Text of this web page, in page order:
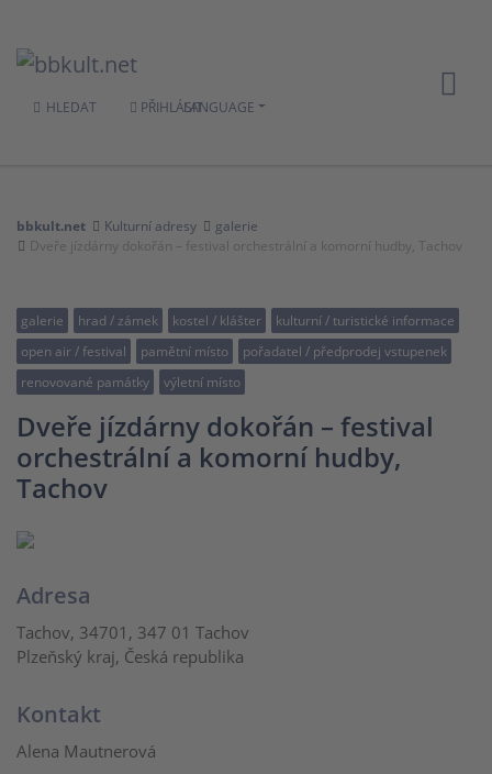
HLEDAT PŘIHLÁSITLANGUAGE
bbkult.net Kulturní adresy
galerie
Dveře jízdárny dokořán – festival orchestrální a komorní hudby, Tachov
galerie hrad / zámek kostel / klášter
kulturní / turistické informace
open air / festival
pamětní místo
pořadatel / předprodej vstupenek
renovované památky
výletní místo
Dveře jízdárny dokořán – festival
orchestrální a komorní hudby,
Tachov
Adresa
Tachov, 34701, 347 01 Tachov
Plzeňský kraj, Česká republika
Kontakt
Alena Mautnerová